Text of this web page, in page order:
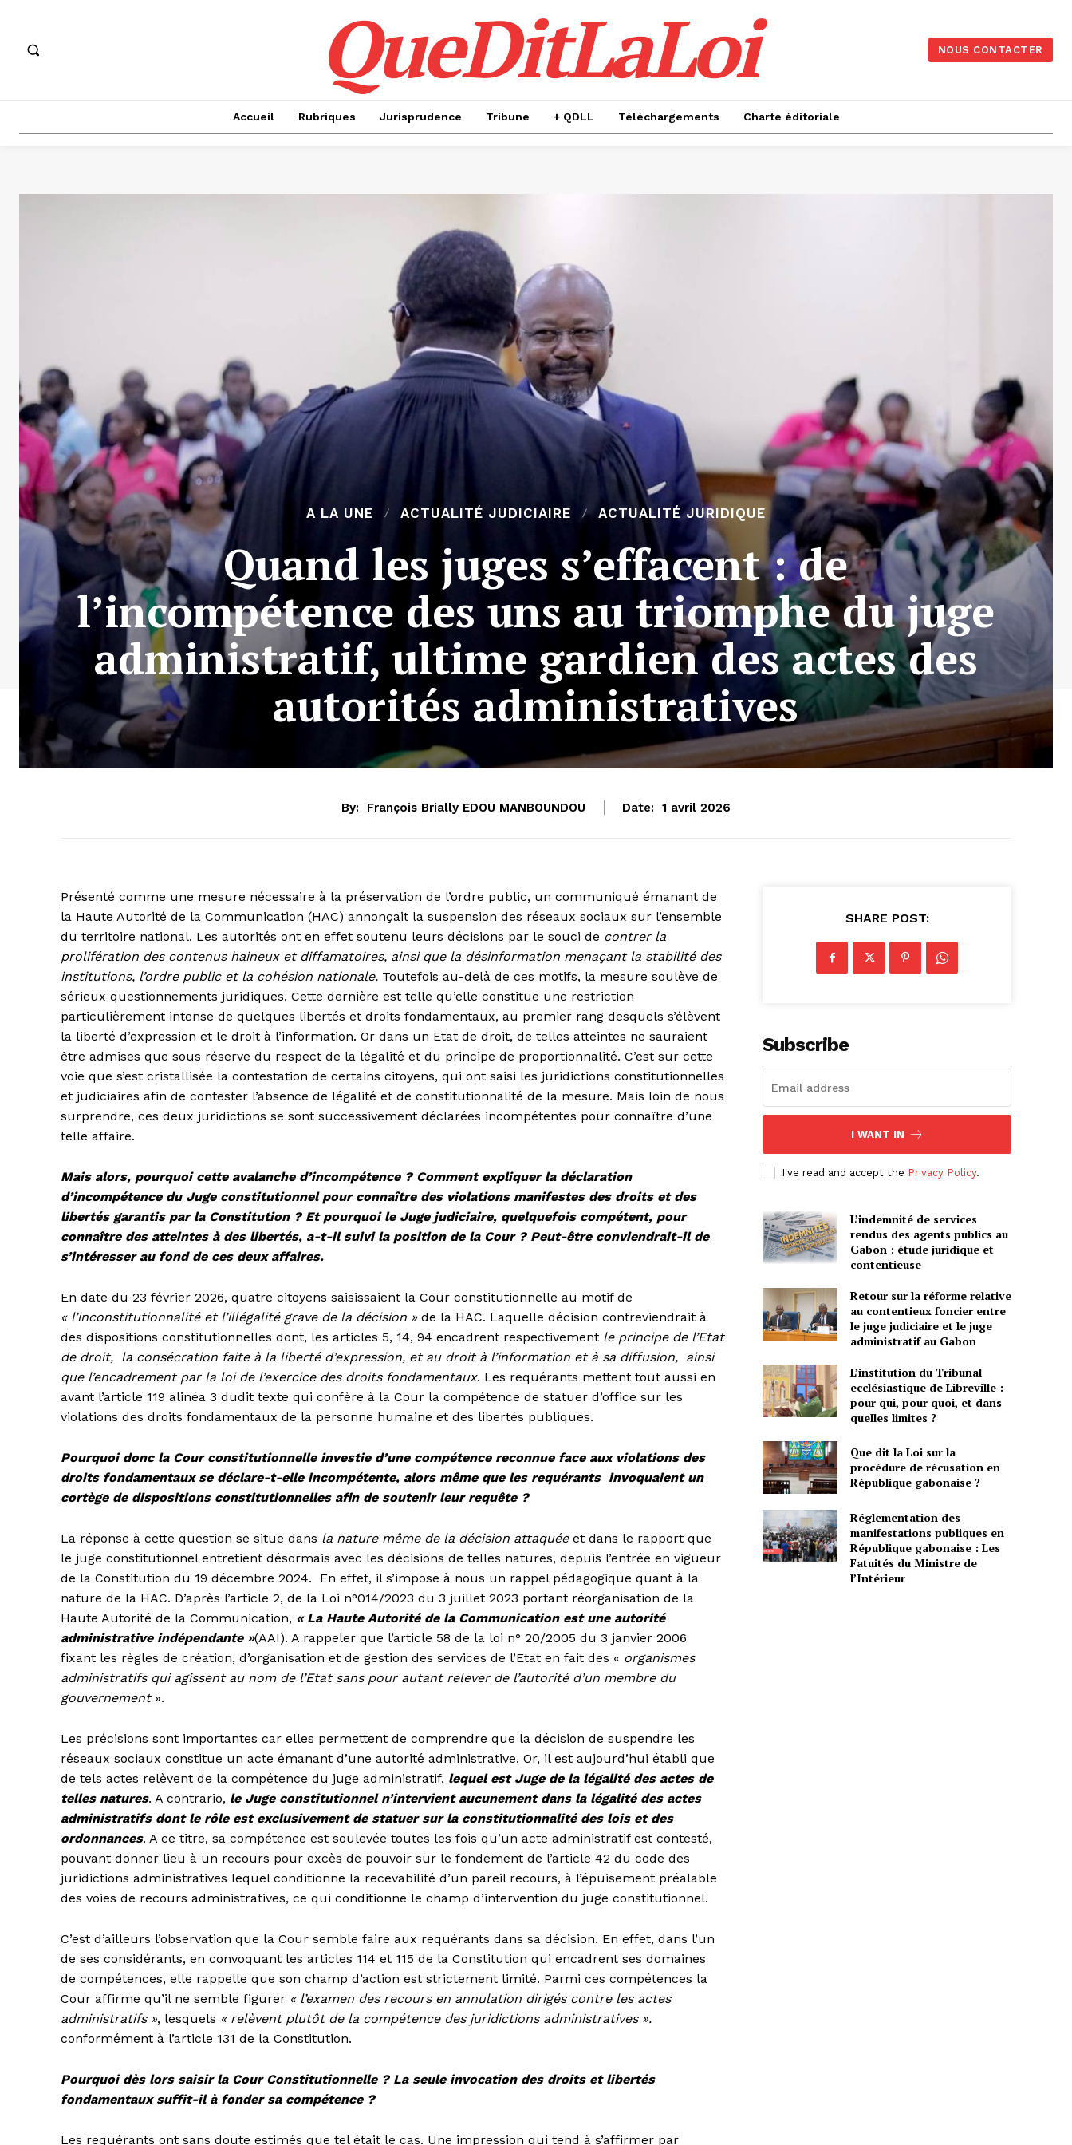
QueDitLaLoi NOUS CONTACTER
Accueil Rubriques Jurisprudence Tribune + QDLL Téléchargements Charte éditoriale
A LA UNE ACTUALITÉ JUDICIAIRE ACTUALITÉ JURIDIQUE
Quand les juges s’effacent : de
l’incompétence des uns au triomphe du juge
administratif, ultime gardien des actes des
autorités administratives
By: François Brially EDOU MANBOUNDOU Date: 1 avril 2026
Présenté comme une mesure nécessaire à la préservation de l’ordre public, un communiqué émanant de
la Haute Autorité de la Communication (HAC) annonçait la suspension des réseaux sociaux sur l’ensemble
du territoire national. Les autorités ont en effet soutenu leurs décisions par le souci de contrer la
prolifération des contenus haineux et diffamatoires, ainsi que la désinformation menaçant la stabilité des
institutions, l’ordre public et la cohésion nationale. Toutefois au-delà de ces motifs, la mesure soulève de
sérieux questionnements juridiques. Cette dernière est telle qu’elle constitue une restriction
particulièrement intense de quelques libertés et droits fondamentaux, au premier rang desquels s’élèvent
la liberté d’expression et le droit à l’information. Or dans un Etat de droit, de telles atteintes ne sauraient
être admises que sous réserve du respect de la légalité et du principe de proportionnalité. C’est sur cette
voie que s’est cristallisée la contestation de certains citoyens, qui ont saisi les juridictions constitutionnelles
et judiciaires afin de contester l’absence de légalité et de constitutionnalité de la mesure. Mais loin de nous
surprendre, ces deux juridictions se sont successivement déclarées incompétentes pour connaître d’une
telle affaire.
Mais alors, pourquoi cette avalanche d’incompétence ? Comment expliquer la déclaration
d’incompétence du Juge constitutionnel pour connaître des violations manifestes des droits et des
libertés garantis par la Constitution ? Et pourquoi le Juge judiciaire, quelquefois compétent, pour
connaître des atteintes à des libertés, a-t-il suivi la position de la Cour ? Peut-être conviendrait-il de
s’intéresser au fond de ces deux affaires.
En date du 23 février 2026, quatre citoyens saisissaient la Cour constitutionnelle au motif de
« l’inconstitutionnalité et l’illégalité grave de la décision » de la HAC. Laquelle décision contreviendrait à
des dispositions constitutionnelles dont, les articles 5, 14, 94 encadrent respectivement le principe de l’Etat
de droit, la consécration faite à la liberté d’expression, et au droit à l’information et à sa diffusion, ainsi
que l’encadrement par la loi de l’exercice des droits fondamentaux. Les requérants mettent tout aussi en
avant l’article 119 alinéa 3 dudit texte qui confère à la Cour la compétence de statuer d’office sur les
violations des droits fondamentaux de la personne humaine et des libertés publiques.
Pourquoi donc la Cour constitutionnelle investie d’une compétence reconnue face aux violations des
droits fondamentaux se déclare-t-elle incompétente, alors même que les requérants invoquaient un
cortège de dispositions constitutionnelles afin de soutenir leur requête ?
La réponse à cette question se situe dans la nature même de la décision attaquéeet dans le rapport que
le juge constitutionnel entretient désormais avec les décisions de telles natures, depuis l’entrée en vigueur
de la Constitution du 19 décembre 2024. En effet, il s’impose à nous un rappel pédagogique quant à la
nature de la HAC. D’après l’article 2, de la Loi n°014/2023 du 3 juillet 2023 portant réorganisation de la
Haute Autorité de la Communication, « La Haute Autorité de la Communication est une autorité
administrative indépendante »(AAI). A rappeler que l’article 58 de la loi n° 20/2005 du 3 janvier 2006
fixant les règles de création, d’organisation et de gestion des services de l’Etat en fait des « organismes
administratifs qui agissent au nom de l’Etat sans pour autant relever de l’autorité d’un membre du
gouvernement».
Les précisions sont importantes car elles permettent de comprendre que la décision de suspendre les
réseaux sociaux constitue un acte émanant d’une autorité administrative. Or, il est aujourd’hui établi que
de tels actes relèvent de la compétence du juge administratif, lequel est Juge de la légalité des actes de
telles natures. A contrario, le Juge constitutionnel n’intervient aucunement dans la légalité des actes
administratifs dont le rôle est exclusivement de statuer sur la constitutionnalité des lois et des
ordonnances. A ce titre, sa compétence est soulevée toutes les fois qu’un acte administratif est contesté,
pouvant donner lieu à un recours pour excès de pouvoir sur le fondement de l’article 42 du code des
juridictions administratives lequel conditionne la recevabilité d’un pareil recours, à l’épuisement préalable
des voies de recours administratives, ce qui conditionne le champ d’intervention du juge constitutionnel.
C’est d’ailleurs l’observation que la Cour semble faire aux requérants dans sa décision. En effet, dans l’un
de ses considérants, en convoquant les articles 114 et 115 de la Constitution qui encadrent ses domaines
de compétences, elle rappelle que son champ d’action est strictement limité. Parmi ces compétences la
Cour affirme qu’il ne semble figurer « l’examen des recours en annulation dirigés contre les actes
administratifs », lesquels « relèvent plutôt de la compétence des juridictions administratives ».
conformément à l’article 131 de la Constitution.
Pourquoi dès lors saisir la Cour Constitutionnelle ? La seule invocation des droits et libertés
fondamentaux suffit-il à fonder sa compétence ?
Les requérants ont sans doute estimés que tel était le cas. Une impression qui tend à s’affirmer par
SHARE POST:
Subscribe
I WANT IN
I've read and accept the Privacy Policy.
L’indemnité de services
rendus des agents publics au
Gabon : étude juridique et
contentieuse
Retour sur la réforme relative
au contentieux foncier entre
le juge judiciaire et le juge
administratif au Gabon
L’institution du Tribunal
ecclésiastique de Libreville :
pour qui, pour quoi, et dans
quelles limites ?
Que dit la Loi sur la
procédure de récusation en
République gabonaise ?
Réglementation des
manifestations publiques en
République gabonaise : Les
Fatuités du Ministre de
l’Intérieur